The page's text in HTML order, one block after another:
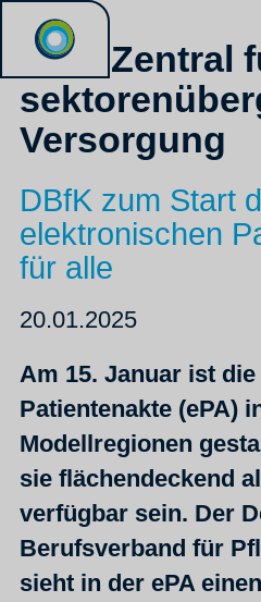
ePA: Zentral
Versorgung
DBfK zum Start
elektronischen
für alle
20.01.2025
Am 15. Januar ist
Patientenakte (ePA)
Modellregionen
sie flächendeckend
verfügbar sein. Der
Berufsverband für
sieht in der ePA